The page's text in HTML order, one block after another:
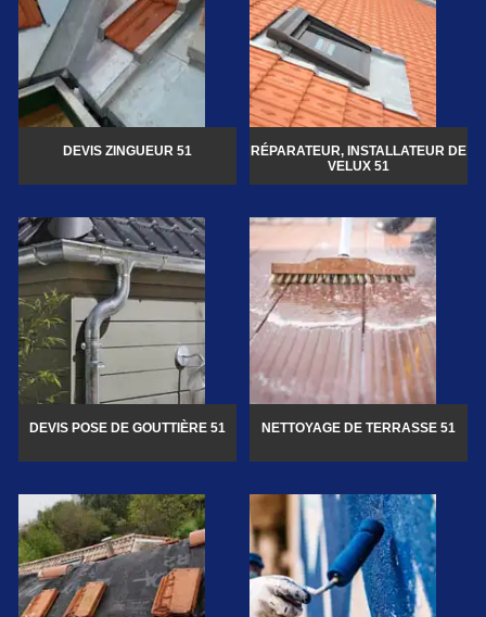
DEVIS ZINGUEUR 51
RÉPARATEUR, INSTALLATEUR DE
VELUX 51
DEVIS POSE DE GOUTTIÈRE 51 NETTOYAGE DE TERRASSE 51